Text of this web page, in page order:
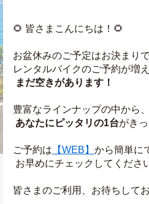
🌻 皆さまこんにちは！🌻
お盆休みのご予定はお決まり
レンタルバイクのご予約が増
まだ空きがあります！
豊富なラインナップの中から、
あなたにピッタリの1台がき
ご予約は 【WEB】 から簡単に
お早めにチェックしてくださ
皆さまのご利用、お待ちして